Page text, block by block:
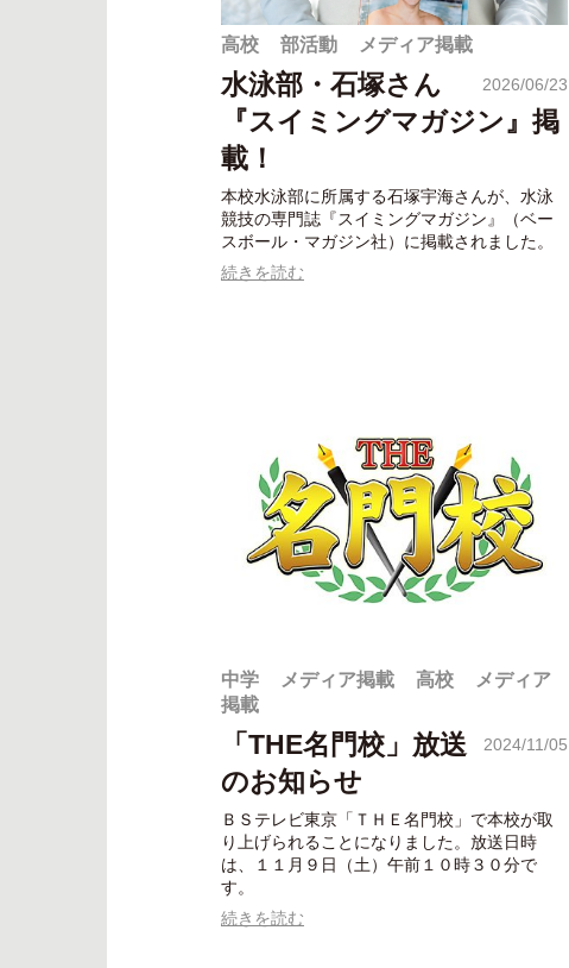
高校 部活動 メディア掲載
2026/06/23
水泳部・石塚さん
『スイミングマガジン』掲
載！
本校水泳部に所属する石塚宇海さんが、水泳
競技の専門誌『スイミングマガジン』（ベー
スボール・マガジン社）に掲載されました。
続きを読む
中学 メディア掲載 高校
メディア
掲載
2024/11/05
「THE名門校」放送
のお知らせ
ＢＳテレビ東京「ＴＨＥ名門校」で本校が取
り上げられることになりました。放送日時
は、１１月９日（土）午前１０時３０分で
す。
続きを読む